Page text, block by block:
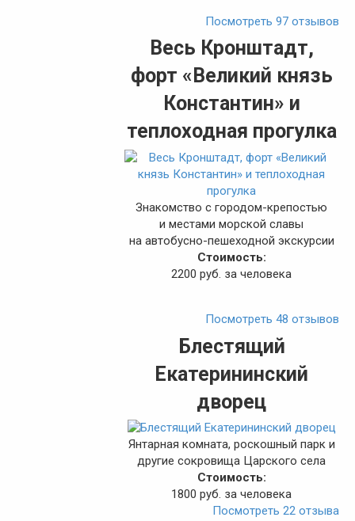
Посмотреть 97 отзывов
Весь Кронштадт,
форт «Великий князь
Константин» и
теплоходная прогулка
Знакомство с городом-крепостью
и местами морской славы
на автобусно-пешеходной экскурсии
Стоимость:
2200 руб. за человека
Посмотреть 48 отзывов
Блестящий
Екатерининский
дворец
Янтарная комната, роскошный парк и
другие сокровища Царского села
Стоимость:
1800 руб. за человека
Посмотреть 22 отзыва